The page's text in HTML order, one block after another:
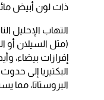
ذات لون أبيض
التهاب الإحليل
(مثل السيلان أو
إفرازات بيضاء،
البكتيريا إلى
البروستاتا، مما